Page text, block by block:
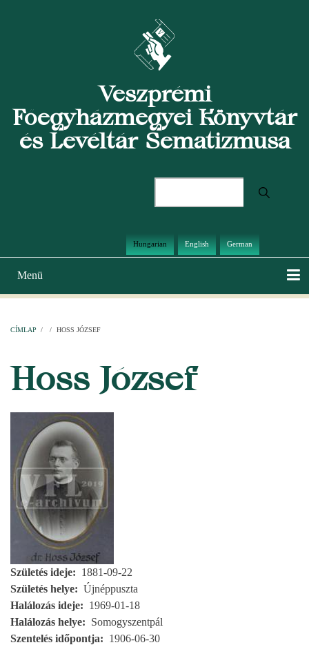
Veszprémi
Főegyházmegyei Könyvtár
és Levéltár Sematizmusa
Hungarian English German
Main
navigation
Menü
CÍMLAP / / HOSS JÓZSEF
Hoss József
Születés ideje
1881-09-22
Születés helye
Újnéppuszta
Halálozás ideje
1969-01-18
Halálozás helye
Somogyszentpál
Szentelés időpontja
1906-06-30